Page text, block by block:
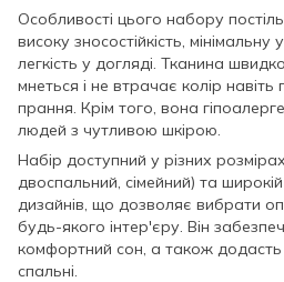
Особливості цього набору
високу зносостійкість,
легкість у догляді. Тканина
мнеться і не втрачає колір
прання. Крім того, вона
людей з чутливою шкірою.
Набір доступний у різних
двоспальний, сімейний) та широкій
дизайнів, що дозволяє вибрати
будь-якого інтер'єру. Він
комфортний сон, а також
спальні.